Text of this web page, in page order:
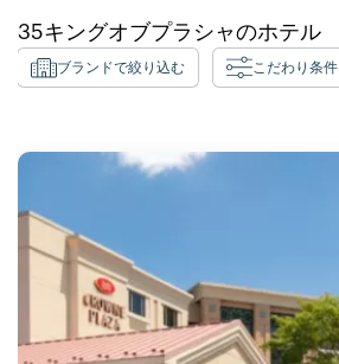
35キングオブプラシャのホテル
ブランドで絞り込む こだわり条件